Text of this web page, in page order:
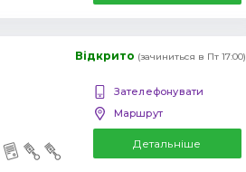
Відкрито (зачиниться в Пт 17:00)
Зателефонувати
Маршрут
Детальніше